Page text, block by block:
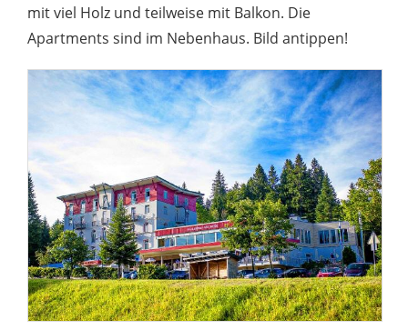
mit viel Holz und teilweise mit Balkon. Die
Apartments sind im Nebenhaus. Bild antippen!